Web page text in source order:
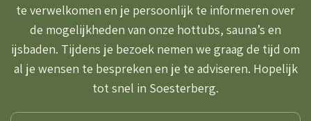
te verwelkomen en je persoonlijk te informeren over
de mogelijkheden van onze hottubs, sauna’s en
ijsbaden. Tijdens je bezoek nemen we graag de tijd om
al je wensen te bespreken en je te adviseren. Hopelijk
tot snel in Soesterberg.